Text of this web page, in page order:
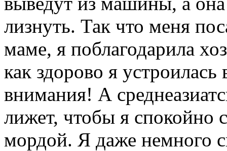
лизнуть. Так что меня
маме, я поблагодарила
как здорово я
внимания! А
лижет, чтобы я спокойно
мордой. Я даже немного